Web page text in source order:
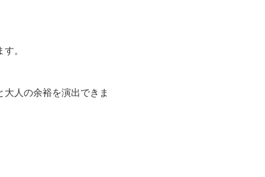
。
大人の余裕を演出できま